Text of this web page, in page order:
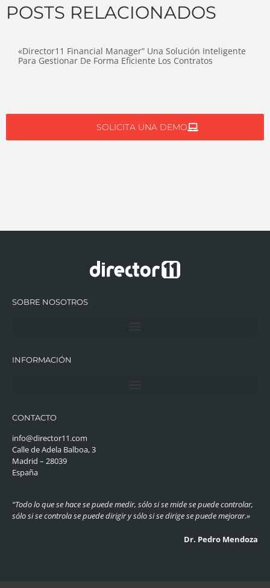
POSTS RELACIONADOS
«director11 Financial Manager” Una Solución Inteligente
Para Gestionar De Forma Eficiente Los Contratos
SOLICITA UNA DEMO
SOBRE NOSOTROS
INFORMACIÓN
CONTACTO
info@director11.com
Calle de Adela Balboa, 3
Madrid – 28039
España
“Todo lo que se hace se puede medir, sólo si se mide se puede controlar,
sólo si se controla se puede dirigir y sólo si se dirige se puede mejorar.»
Dr. Pedro Mendoza